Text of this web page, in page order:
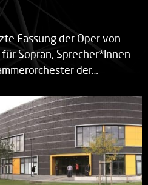
Fassung der Oper von
Sopran, Sprecher*innen
der…